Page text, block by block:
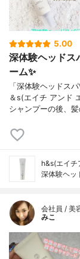
5.00
深体験ヘッドス
ーム✨
「深体験ヘッドス
＆s(エイチ アンド
シャンプーの後、
h&s(エイチ
深体験ヘッ
会社員 / 美
みこ